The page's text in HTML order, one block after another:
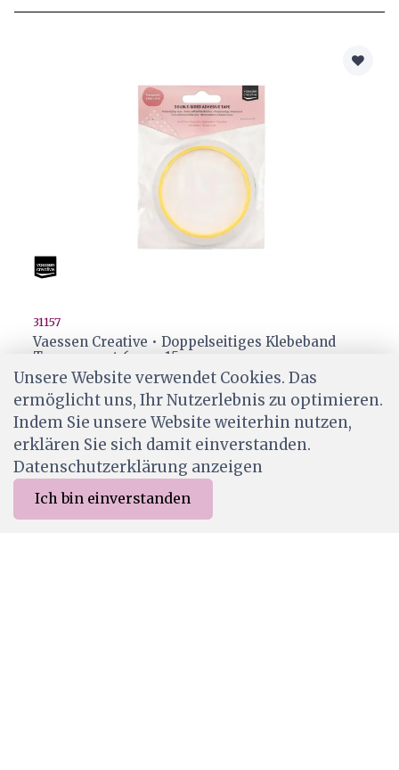
Merkliste Menu
31157
Vaessen Creative • Doppelseitiges Klebeband
Transparant 6mmx15m
CHF 2.30
Wird für dich bestellt
Unsere Website verwendet Cookies. Das
ermöglicht uns, Ihr Nutzerlebnis zu optimieren.
Indem Sie unsere Website weiterhin nutzen,
erklären Sie sich damit einverstanden.
Datenschutzerklärung anzeigen
Ich bin einverstanden